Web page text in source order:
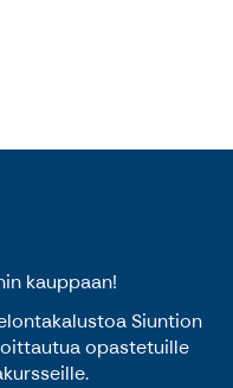
kauppaan!
Siuntion
opastetuille